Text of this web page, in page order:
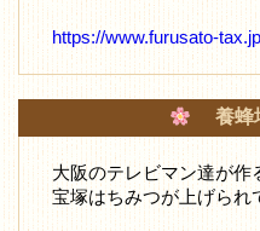
https://www.furusato-
養蜂
大阪のテレビマン達が作
宝塚はちみつが上げられ